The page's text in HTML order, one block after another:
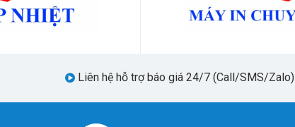
Liên hệ hỗ trợ báo giá 24/7 (Call/SMS/Zalo)